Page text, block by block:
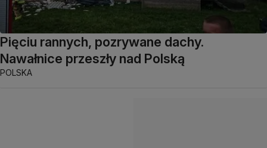
Pięciu rannych, pozrywane dachy.
Nawałnice przeszły nad Polską
POLSKA